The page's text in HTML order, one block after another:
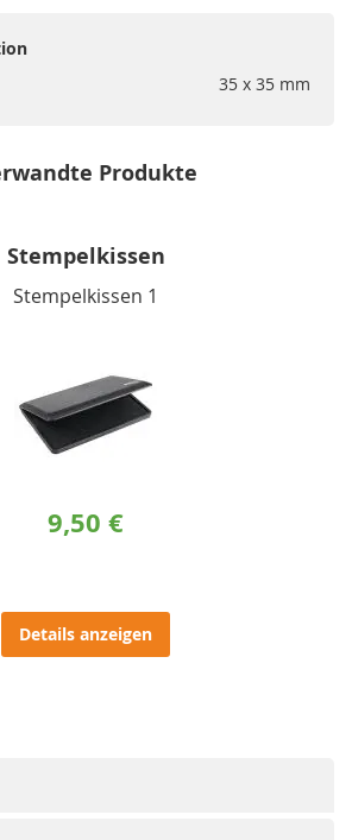
35 x 35 mm
Produkte
Stempelkissen
Stempelkissen 1
9,50 €
Details anzeigen